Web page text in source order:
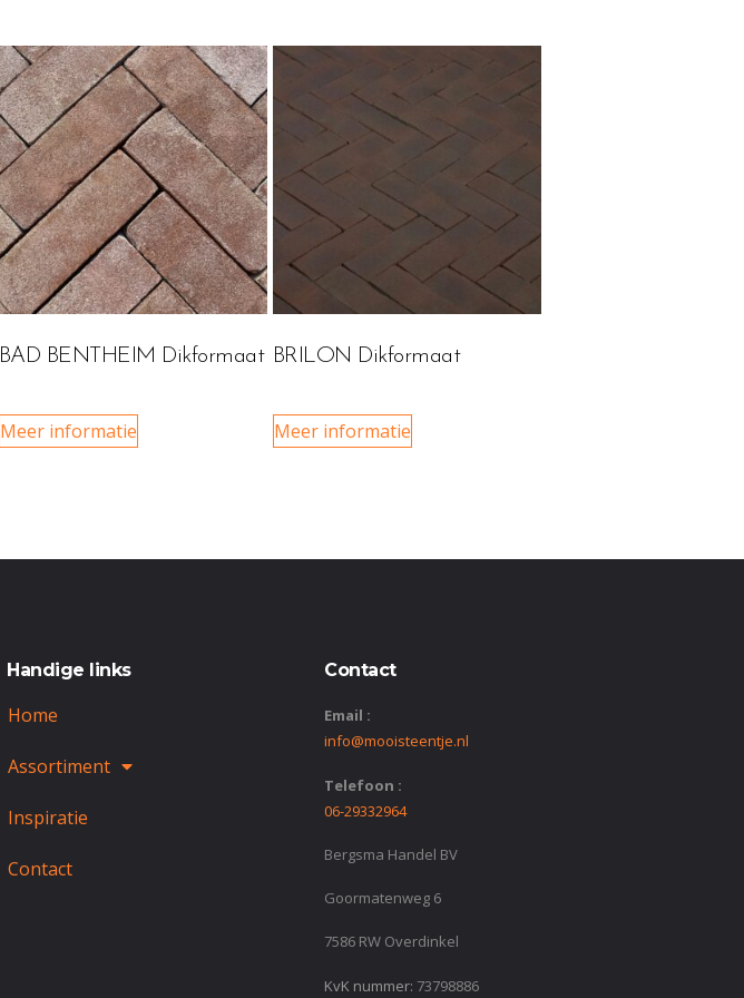
BAD BENTHEIM Dikformaat
Meer informatie
BRILON Dikformaat
Meer informatie
Handige links
Home
Assortiment
Inspiratie
Contact
Contact
Email :
info@mooisteentje.nl
Telefoon :
06-29332964
Bergsma Handel BV
Goormatenweg 6
7586 RW Overdinkel
KvK nummer: 73798886